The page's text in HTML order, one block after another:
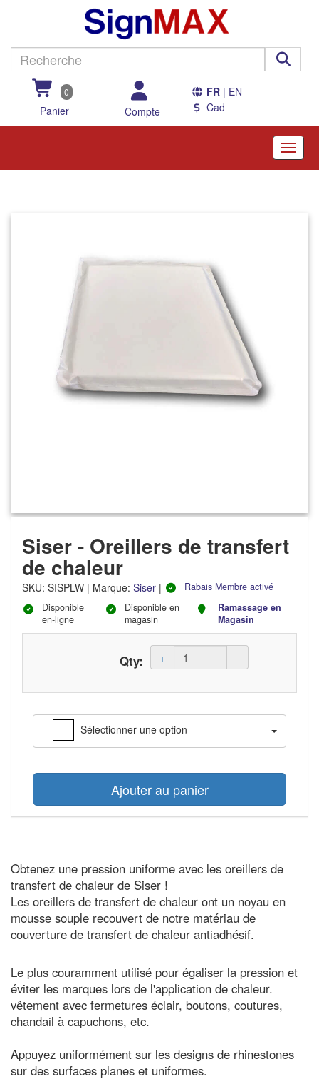
0
Panier Compte
FR| EN
Cad
Toggle
Siser - Oreillers de transfert
de chaleur
SKU: SISPLW | Marque: Siser |
Rabais Membre activé
Disponible
en-ligne
Disponible en
magasin
Ramassage en
Magasin
Qty:
(in
+ -
Sélectionner une option
Ajouter au panier
Obtenez une pression uniforme avec les oreillers de
transfert de chaleur de Siser !
Les oreillers de transfert de chaleur ont un noyau en
mousse souple recouvert de notre matériau de
couverture de transfert de chaleur antiadhésif.
Le plus couramment utilisé pour égaliser la pression et
éviter les marques lors de l'application de chaleur.
vêtement avec fermetures éclair, boutons, coutures,
chandail à capuchons, etc.
Appuyez uniformément sur les designs de rhinestones
sur des surfaces planes et uniformes.